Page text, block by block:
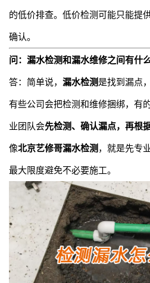
的低价排查。低价检测可能只能提
确认。
问：漏水检测和漏水维修之间有什
答：简单说， 漏水检测是找到漏点，
有些公司会把检测和维修捆绑，有
业团队会先检测、确认漏点，再根
像北京艺修哥漏水检测 ，就是先专
最大限度避免不必要施工。